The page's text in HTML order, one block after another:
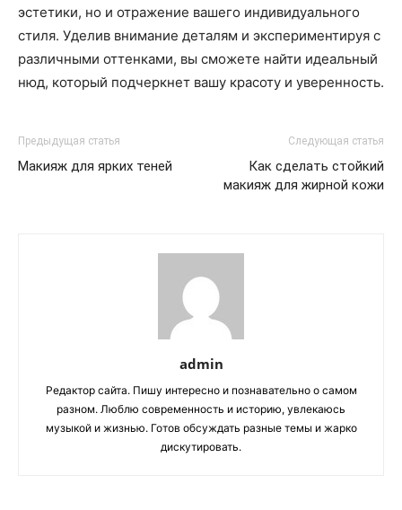
эстетики, но и отражение вашего индивидуального
стиля. Уделив внимание деталям и экспериментируя с
различными оттенками, вы сможете найти идеальный
нюд, который подчеркнет вашу красоту и уверенность.
Предыдущая статья
Макияж для ярких теней
Следующая статья
Как сделать стойкий
макияж для жирной кожи
admin
Редактор сайта. Пишу интересно и познавательно о самом
разном. Люблю современность и историю, увлекаюсь
музыкой и жизнью. Готов обсуждать разные темы и жарко
дискутировать.